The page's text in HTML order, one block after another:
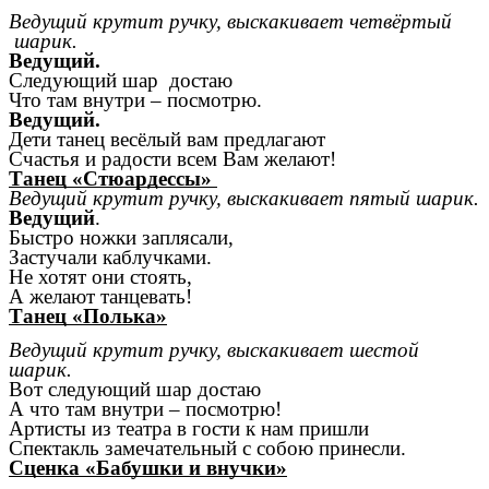
Ведущий крутит ручку, выскакивает четвёртый
шарик.
Ведущий.
Следующий шар достаю
Что там внутри – посмотрю.
Ведущий.
Дети танец весёлый вам предлагают
Счастья и радости всем Вам желают!
Танец «Стюардессы»
Ведущий крутит ручку, выскакивает пятый шарик.
Ведущий.
Быстро ножки заплясали,
Застучали каблучками.
Не хотят они стоять,
А желают танцевать!
Танец «Полька»
Ведущий крутит ручку, выскакивает шестой
шарик.
Вот следующий шар достаю
А что там внутри – посмотрю!
Артисты из театра в гости к нам пришли
Спектакль замечательный с собою принесли.
Сценка «Бабушки и внучки»